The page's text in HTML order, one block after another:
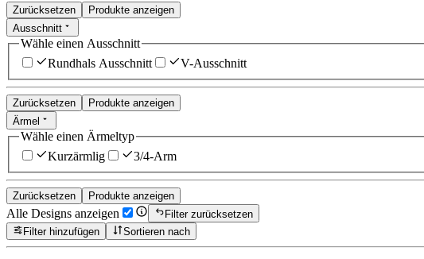
Zurücksetzen
Produkte anzeigen
Ausschnitt
Wähle einen Ausschnitt
Rundhals Ausschnitt
V-Ausschnitt
Zurücksetzen
Produkte anzeigen
Ärmel
Wähle einen Ärmeltyp
Kurzärmlig
3/4-Arm
Zurücksetzen Produkte anzeigen
Alle Designs anzeigen
Filter zurücksetzen
Filter hinzufügen
Sortieren nach